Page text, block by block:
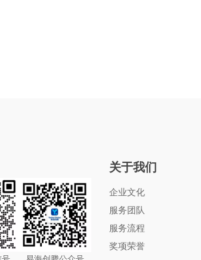
关于我们
企业文化
服务团队
服务流程
奖项荣誉